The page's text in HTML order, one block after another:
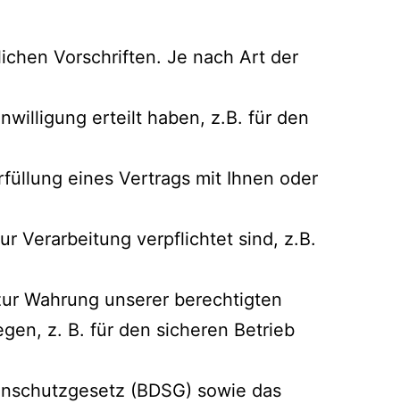
Vorschriften. Je nach Art der
erteilt haben, z.B. für den
eines Vertrags mit Ihnen oder
Verarbeitung verpflichtet sind, z.B.
Wahrung unserer berechtigten
z. B. für den sicheren Betrieb
(BDSG) sowie das